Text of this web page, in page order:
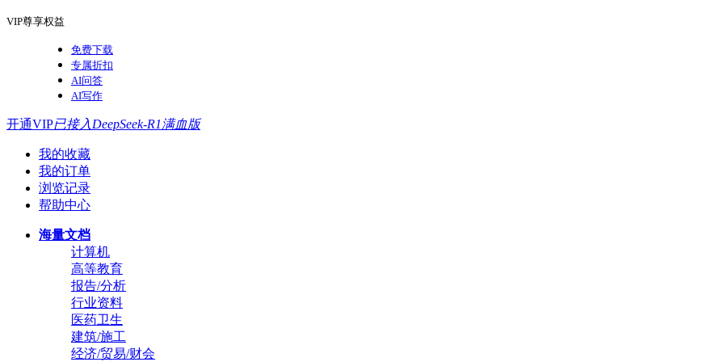
VIP尊享权益
免费下载
专属折扣
AI问答
AI写作
开通VIP已接入DeepSeek-R1满血版
我的收藏
我的订单
浏览记录
帮助中心
海量文档
计算机
高等教育
报告/分析
行业资料
医药卫生
建筑/施工
经济/贸易/财会